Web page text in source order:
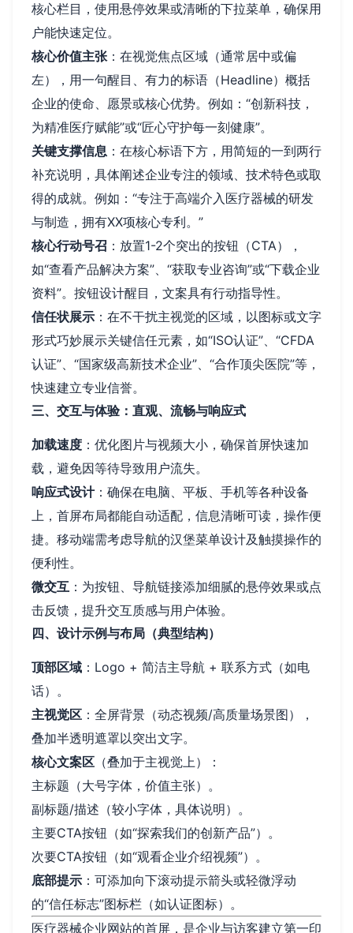
核心栏目，使用悬停效果或清晰的下拉菜单，确保用
户能快速定位。
核心价值主张：在视觉焦点区域（通常居中或偏
左），用一句醒目、有力的标语（Headline）概括
企业的使命、愿景或核心优势。例如：“创新科技，
为精准医疗赋能”或“匠心守护每一刻健康”。
关键支撑信息 ：在核心标语下方，用简短的一到两行
补充说明，具体阐述企业专注的领域、技术特色或取
得的成就。例如：“专注于高端介入医疗器械的研发
与制造，拥有XX项核心专利。”
核心行动号召 ：放置1-2个突出的按钮（CTA），
如“查看产品解决方案”、“获取专业咨询”或“下载企业
资料”。按钮设计醒目，文案具有行动指导性。
信任状展示 ：在不干扰主视觉的区域，以图标或文字
形式巧妙展示关键信任元素，如“ISO认证”、“CFDA
认证”、“国家级高新技术企业”、“合作顶尖医院”等，
快速建立专业信誉。
三、交互与体验：直观、流畅与响应式
加载速度 ：优化图片与视频大小，确保首屏快速加
载，避免因等待导致用户流失。
响应式设计：确保在电脑、平板、手机等各种设备
上，首屏布局都能自动适配，信息清晰可读，操作便
捷。移动端需考虑导航的汉堡菜单设计及触摸操作的
便利性。
微交互 ：为按钮、导航链接添加细腻的悬停效果或点
击反馈，提升交互质感与用户体验。
四、设计示例与布局（典型结构）
顶部区域 ：Logo + 简洁主导航 + 联系方式（如电
话）。
主视觉区 ：全屏背景（动态视频/高质量场景图），
叠加半透明遮罩以突出文字。
核心文案区 （叠加于主视觉上）：
主标题（大号字体，价值主张）。
副标题/描述（较小字体，具体说明）。
主要CTA按钮（如“探索我们的创新产品”）。
次要CTA按钮（如“观看企业介绍视频”）。
底部提示 ：可添加向下滚动提示箭头或轻微浮动
的“信任标志”图标栏（如认证图标）。
医疗器械企业网站的首屏，是企业与访客建立第一印